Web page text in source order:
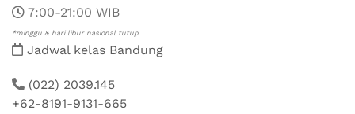
7:00-21:00 WIB
*minggu & hari libur nasional tutup
Jadwal kelas Bandung
(022) 2039.145
+62-8191-9131-665